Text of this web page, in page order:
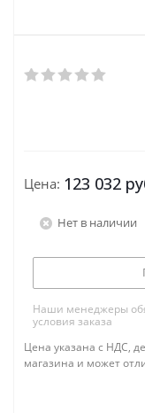
Цена: 123 032
Нет в наличии
Наши менеджеры
условия заказа
Цена указана с НДС,
магазина и может